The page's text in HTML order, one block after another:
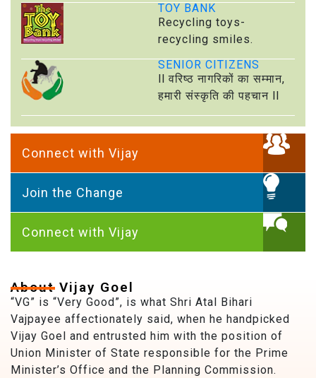
TOY BANK
Recycling toys-
recycling smiles.
SENIOR CITIZENS
ll वरिष्ठ नागरिकों का सम्मान,
हमारी संस्कृति की पहचान ll
Connect with Vijay
Join the Change
Connect with Vijay
About Vijay Goel
“VG” is “Very Good”, is what Shri Atal Bihari
Vajpayee affectionately said, when he handpicked
Vijay Goel and entrusted him with the position of
Union Minister of State responsible for the Prime
Minister’s Office and the Planning Commission.